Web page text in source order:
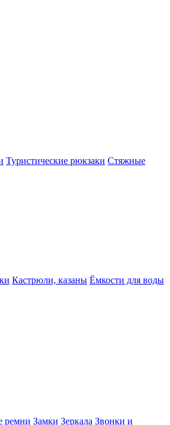
Туристические рюкзаки Стяжные
Кастрюли, казаны Ёмкости для воды
ремни Замки Зеркала Звонки и